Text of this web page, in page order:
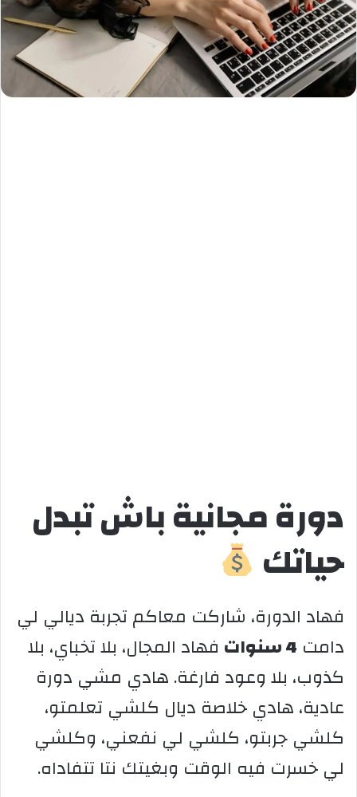
دورة مجانية باش تبدل
حياتك
فهاد الدورة، شاركت معاكم تجربة ديالي لي
دامت 4 سنوات
فهاد المجال، بلا تخباي، بلا
كذوب، بلا وعود فارغة. هادي مشي دورة
عادية، هادي خلاصة ديال كلشي تعلمتو،
كلشي جربتو، كلشي لي نفعني، وكلشي
لي خسرت فيه الوقت وبغيتك نتا تتفاداه.